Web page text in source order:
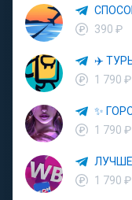
390 ₽
1 790 ₽
1 790 ₽
1 790 ₽